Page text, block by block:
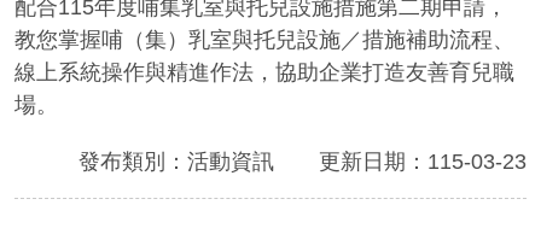
配合115年度哺集乳室與托兒設施措施第二期申請，
教您掌握哺（集）乳室與托兒設施／措施補助流程、
線上系統操作與精進作法，協助企業打造友善育兒職
場。
發布類別：活動資訊 更新日期：115-03-23